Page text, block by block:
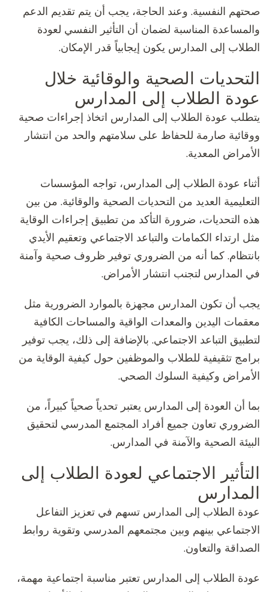
صحتهم النفسية. وعند الحاجة، يجب أن يتم تقديم الدعم
والمساعدة المناسبة لضمان أن التأثير النفسي لعودة
الطلاب إلى المدارس يكون إيجابياً قدر الإمكان.
التحديات الصحية والوقائية خلال
عودة الطلاب إلى المدارس
يتطلب عودة الطلاب إلى المدارس اتخاذ إجراءات صحية
ووقائية صارمة للحفاظ على سلامتهم والحد من انتشار
الأمراض المعدية.
أثناء عودة الطلاب إلى المدارس، تواجه المؤسسات
التعليمية العديد من التحديات الصحية والوقائية. من بين
هذه التحديات، ضرورة التأكد من تطبيق إجراءات الوقاية
مثل ارتداء الكمامات والتباعد الاجتماعي وتعقيم الأيدي
بانتظام. كما أنه من الضروري توفير ظروف صحية وآمنة
في المدارس لتجنب انتشار الأمراض.
يجب أن تكون المدارس مجهزة بالموارد الضرورية مثل
معقمات اليدين والمعدات الواقية والمساحات الكافية
لتطبيق التباعد الاجتماعي. بالإضافة إلى ذلك، يجب توفير
برامج تثقيفية للطلاب والموظفين حول كيفية الوقاية من
الأمراض وكيفية السلوك الصحي.
بما أن العودة إلى المدارس يعتبر تحدياً صحياً كبيراً، من
الضروري تعاون جميع أفراد المجتمع المدرسي لتحقيق
البيئة الصحية والآمنة في المدارس.
التأثير الاجتماعي لعودة الطلاب إلى
المدارس
عودة الطلاب إلى المدارس تسهم في تعزيز التفاعل
الاجتماعي بينهم وبين مجتمعهم المدرسي وتقوية روابط
الصداقة والتعاون.
عودة الطلاب إلى المدارس تعتبر مناسبة اجتماعية مهمة،